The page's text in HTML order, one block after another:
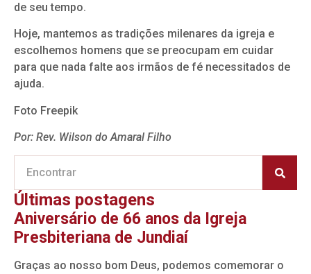
de seu tempo.
Hoje, mantemos as tradições milenares da igreja e
escolhemos homens que se preocupam em cuidar
para que nada falte aos irmãos de fé necessitados de
ajuda.
Foto Freepik
Por: Rev. Wilson do Amaral Filho
Últimas postagens
Aniversário de 66 anos da Igreja
Presbiteriana de Jundiaí
Graças ao nosso bom Deus, podemos comemorar o